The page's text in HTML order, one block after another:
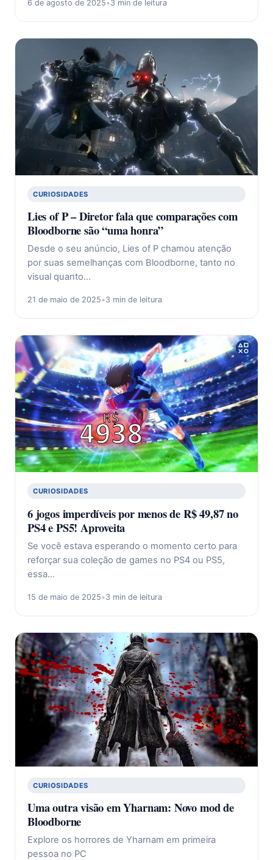
6 de agosto de 2025•3 min de leitura
CURIOSIDADES
Lies of P – Diretor fala que comparações com
Bloodborne são “uma honra”
Desde o seu anúncio, Lies of P chamou atenção
por suas semelhanças com Bloodborne, tanto no
visual quanto…
21 de maio de 2025•3 min de leitura
CURIOSIDADES
6 jogos imperdíveis por menos de R$ 49,87 no
PS4 e PS5! Aproveita
Se você estava esperando o momento certo para
reforçar sua coleção de games no PS4 ou PS5,
essa…
15 de maio de 2025•3 min de leitura
CURIOSIDADES
Uma outra visão em Yharnam: Novo mod de
Bloodborne
Explore os horrores de Yharnam em primeira
pessoa no PC